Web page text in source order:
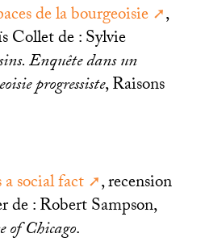
de la bourgeoisie
,
Collet de : Sylvie
Enquête dans un
progressiste, Raisons
social fact
, recension
de : Robert Sampson,
of Chicago.